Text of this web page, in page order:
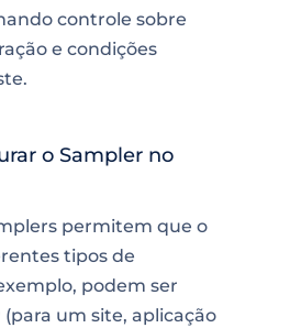
controle sobre
e condições
o Sampler no
permitem que o
tipos de
podem ser
(para um site, aplicação